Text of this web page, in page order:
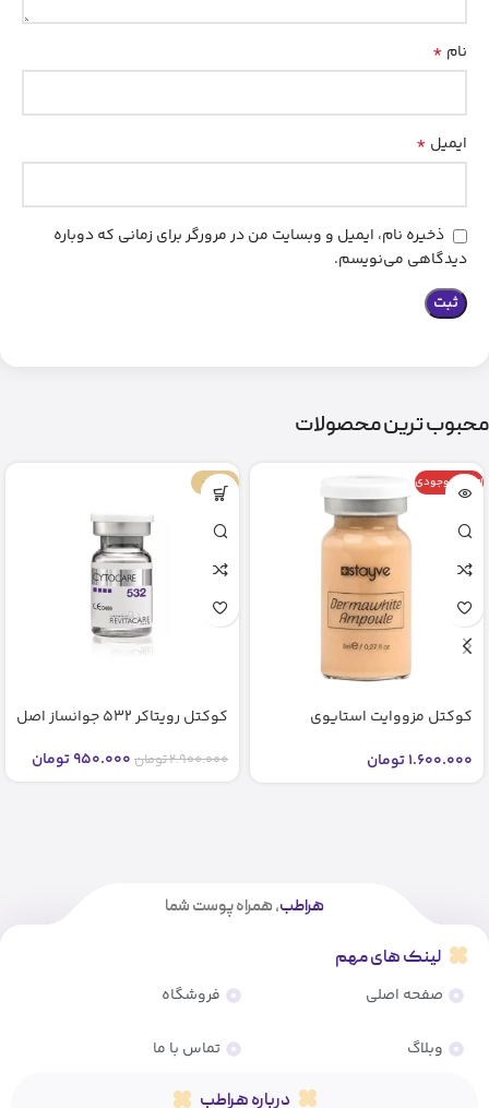
نام *
ایمیل *
ذخیره نام، ایمیل و وبسایت من در مرورگر برای زمانی که دوباره
دیدگاهی می‌نویسم.
محبوب ترین محصولات
اتمام موجودی
کوکتل مزووایت استایوی
1.600.000تومان
-67%
کوکتل رویتاکر 532 جوانساز اصل
2.900.000تومان 950.000تومان
هراطب، همراه پوست شما
لینک های مهم
صفحه اصلی
وبلاگ
فروشگاه
تماس با ما
درباره هراطب